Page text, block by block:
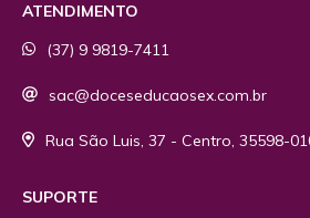
ATENDIMENTO
(37) 9 9819-7411
sac@doceseducaosex.com.br
Rua São Luis, 37 - Centro, 35598-
SUPORTE